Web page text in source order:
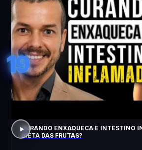
19
CURANDO ENXAQUECA E INTESTINO
DIETA DAS FRUTAS?